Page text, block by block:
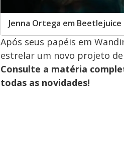
Jenna Ortega em
Após seus papéis em
estrelar um novo projeto
Consulte a matéria
todas as novidades!